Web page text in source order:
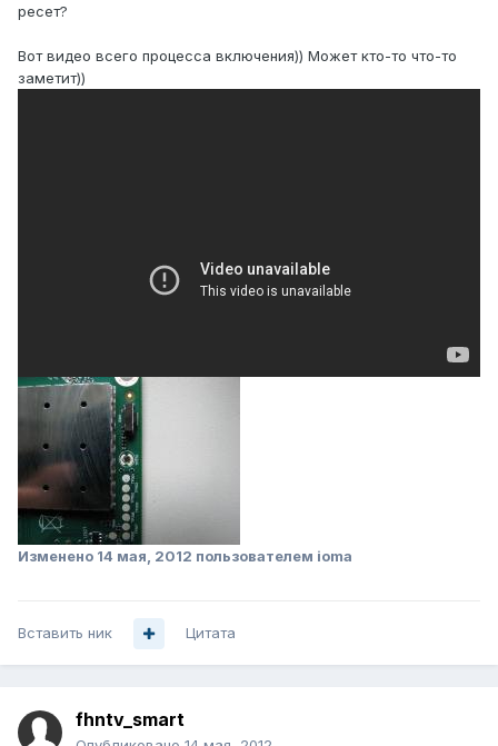
ресет?
Вот видео всего процесса включения)) Может кто-то что-то
заметит))
Изменено 14 мая, 2012 пользователем ioma
Вставить ник Цитата
fhntv_smart